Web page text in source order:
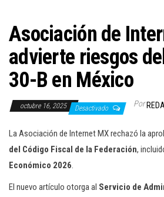
Asociación de
advierte riesgos
30-B en México
octubre 16, 2025 Desactivado Por
La Asociación de Internet MX rechazó la
del Código Fiscal de la Federación,
Económico 2026.
El nuevo artículo otorga al Servicio de